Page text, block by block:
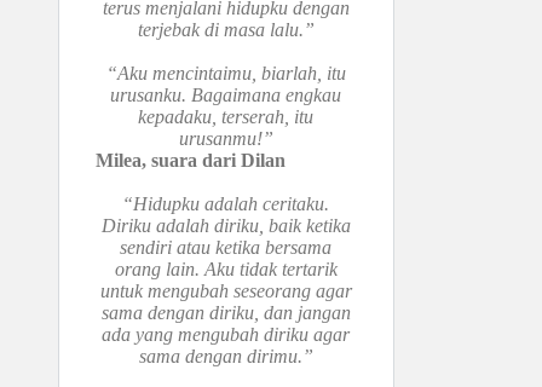
terus menjalani hidupku dengan
terjebak di masa lalu.”
“Aku mencintaimu, biarlah, itu
urusanku. Bagaimana engkau
kepadaku, terserah, itu
urusanmu!”
Milea, suara dari Dilan
“Hidupku adalah ceritaku.
Diriku adalah diriku, baik ketika
sendiri atau ketika bersama
orang lain. Aku tidak tertarik
untuk mengubah seseorang agar
sama dengan diriku, dan jangan
ada yang mengubah diriku agar
sama dengan dirimu.”